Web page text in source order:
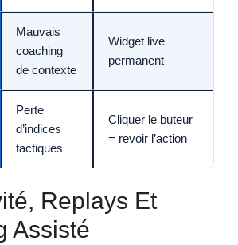
Mauvais
coaching
de contexte
Widget live
permanent
Perte
d’indices
tactiques
Cliquer le buteur
= revoir l’action
Replays Et
Assisté